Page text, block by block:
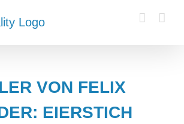
VON FELIX
EIERSTICH